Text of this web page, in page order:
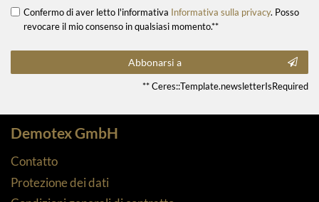
Confermo di aver letto l'informativa Informativa sulla privacy. Posso
revocare il mio consenso in qualsiasi momento.**
Abbonarsi a
** Ceres::Template.newsletterIsRequired
Demotex GmbH
Contatto
Protezione dei dati